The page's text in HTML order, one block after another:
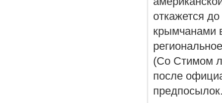
откажется
крымчанами
(Со Стимом
после